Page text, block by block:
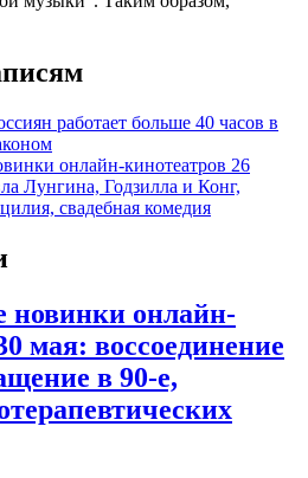
работает больше 40 часов в
онлайн-кинотеатров 26
Лунгина, Годзилла и Конг,
свадебная комедия
новинки онлайн-
мая: воссоединение
в 90-е,